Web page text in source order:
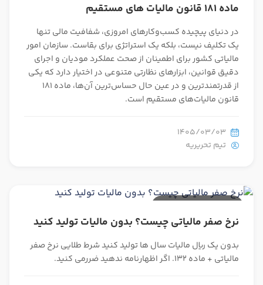
ماده 181 قانون مالیات های مستقیم
در دنیای پیچیده کسب‌وکارهای امروزی، شفافیت مالی تنها
یک تکلیف نیست، بلکه یک استراتژی برای بقاست. سازمان امور
مالیاتی کشور برای اطمینان از صحت عملکرد مودیان و اجرای
دقیق قوانین، ابزارهای نظارتی متنوعی در اختیار دارد که یکی
از قدرتمندترین و در عین حال حساس‌ترین آن‌ها، ماده 181
قانون مالیات‌های مستقیم است.
1405/03/03
تیم تحریریه
نرخ صفر مالیاتی چیست؟ بدون مالیات تولید کنید
بدون یک ریال مالیات سال ها تولید کنید شرط طلایی نرخ صفر
مالیاتی + ماده 132. اگر اظهارنامه ندهید ضررمی کنید.